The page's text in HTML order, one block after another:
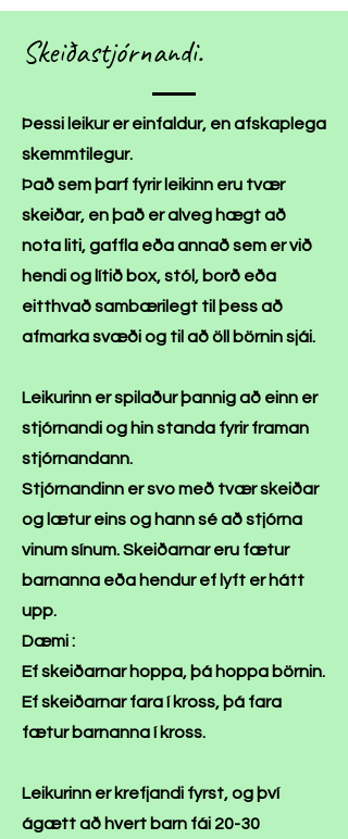
Skeiðastjórnandi.
Þessi leikur er einfaldur, en afskaplega
skemmtilegur.
Það sem þarf fyrir leikinn eru tvær
skeiðar, en það er alveg hægt að
nota liti, gaffla eða annað sem er við
hendi og lítið box, stól, borð eða
eitthvað sambærilegt til þess að
afmarka svæði og til að öll börnin sjái.
Leikurinn er spilaður þannig að einn er
stjórnandi og hin standa fyrir framan
stjórnandann.
Stjórnandinn er svo með tvær skeiðar
og lætur eins og hann sé að stjórna
vinum sínum. Skeiðarnar eru fætur
barnanna eða hendur ef lyft er hátt
upp.
Dæmi :
Ef skeiðarnar hoppa, þá hoppa börnin.
Ef skeiðarnar fara í kross, þá fara
fætur barnanna í kross.
Leikurinn er krefjandi fyrst, og því
ágætt að hvert barn fái 20-30